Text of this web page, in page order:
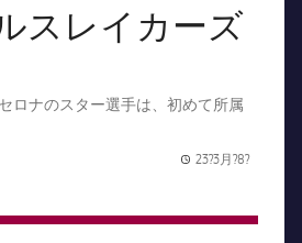
スレイカーズ
ロナのスター選手は、初めて所属
23?3月?8?